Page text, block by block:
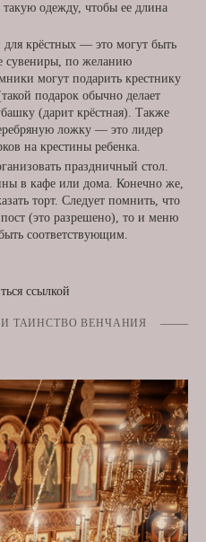
одежду, чтобы ее длина
крёстных — это могут быть
сувениры, по желанию
могут подарить крестнику
подарок обычно делает
(дарит крёстная). Также
ложку — это лидер
на крестины ребенка.
праздничный стол.
в кафе или дома. Конечно же,
торт. Следует помнить, что
(это разрешено), то и меню
соответствующим.
ссылкой
ТАИНСТВО ВЕНЧАНИЯ